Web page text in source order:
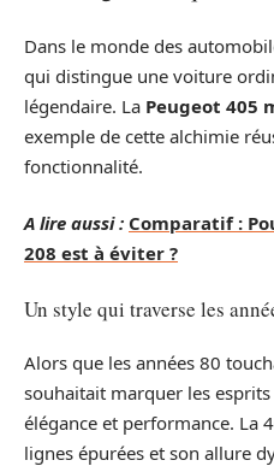
Dans le monde des
qui distingue une voiture
légendaire. La Peugeot 405
exemple de cette alchimie
fonctionnalité.
A lire aussi : Comparatif :
208 est à éviter ?
Un style qui traverse les
Alors que les années 80
souhaitait marquer les
élégance et performance. La
lignes épurées et son allure